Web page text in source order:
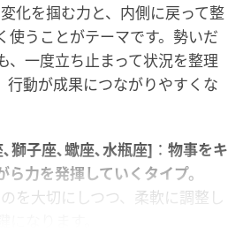
化を掴む力と、内側に戻って整
使うことがテーマです。勢いだ
、一度立ち止まって状況を整理
行動が成果につながりやすくな
獅子座､蠍座､水瓶座] ： 物事をキ
力を発揮していくタイプ。
を大切にしつつ、柔軟に調整し